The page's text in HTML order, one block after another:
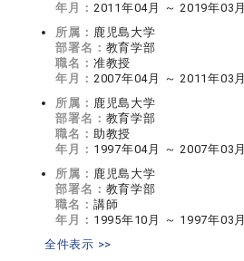
年月： 2011年04月 ～ 2019年03月
所属： 鹿児島大学
部署名： 教育学部
職名： 准教授
年月： 2007年04月 ～ 2011年03月
所属： 鹿児島大学
部署名： 教育学部
職名： 助教授
年月： 1997年04月 ～ 2007年03月
所属： 鹿児島大学
部署名： 教育学部
職名： 講師
年月： 1995年10月 ～ 1997年03月
全件表示 >>